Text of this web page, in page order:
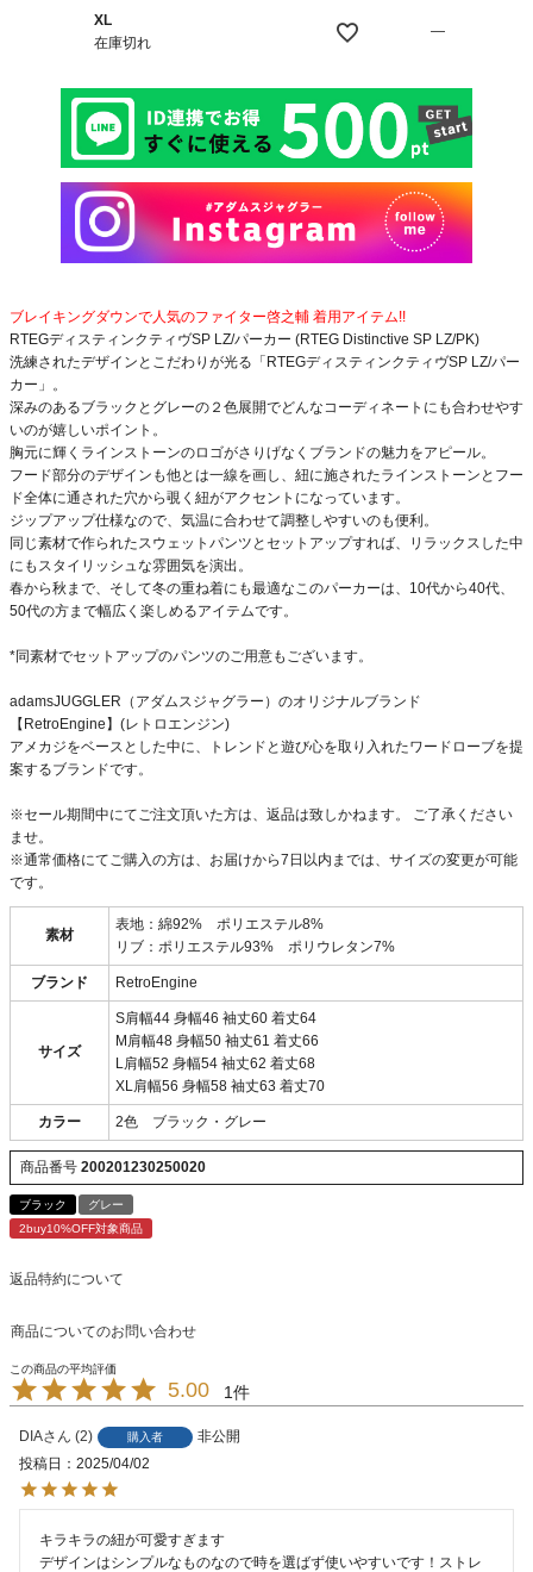
XL
在庫切れ
—
ブレイキングダウンで人気のファイター啓之輔 着用アイテム!!
RTEGディスティンクティヴSP LZ/パーカー (RTEG Distinctive SP LZ/PK)
洗練されたデザインとこだわりが光る「RTEGディスティンクティヴSP LZ/パー
カー」。
深みのあるブラックとグレーの２色展開でどんなコーディネートにも合わせやす
いのが嬉しいポイント。
胸元に輝くラインストーンのロゴがさりげなくブランドの魅力をアピール。
フード部分のデザインも他とは一線を画し、紐に施されたラインストーンとフー
ド全体に通された穴から覗く紐がアクセントになっています。
ジップアップ仕様なので、気温に合わせて調整しやすいのも便利。
同じ素材で作られたスウェットパンツとセットアップすれば、リラックスした中
にもスタイリッシュな雰囲気を演出。
春から秋まで、そして冬の重ね着にも最適なこのパーカーは、10代から40代、
50代の方まで幅広く楽しめるアイテムです。
*同素材でセットアップのパンツのご用意もございます。
adamsJUGGLER（アダムスジャグラー）のオリジナルブランド
【RetroEngine】(レトロエンジン)
アメカジをベースとした中に、トレンドと遊び心を取り入れたワードローブを提
案するブランドです。
※セール期間中にてご注文頂いた方は、返品は致しかねます。 ご了承ください
ませ。
※通常価格にてご購入の方は、お届けから7日以内までは、サイズの変更が可能
です。
素材
表地：綿92% ポリエステル8%
リブ：ポリエステル93% ポリウレタン7%
ブランド RetroEngine
サイズ
S肩幅44 身幅46 袖丈60 着丈64
M肩幅48 身幅50 袖丈61 着丈66
L肩幅52 身幅54 袖丈62 着丈68
XL肩幅56 身幅58 袖丈63 着丈70
カラー 2色 ブラック・グレー
商品番号 200201230250020
ブラック
グレー
2buy10%OFF対象商品
返品特約について
商品についてのお問い合わせ
5.00 1
DIA 2 購入者
非公開
投稿日
2025/04/02
キラキラの紐が可愛すぎます
デザインはシンプルなものなので時を選ばず使いやすいです！ストレ